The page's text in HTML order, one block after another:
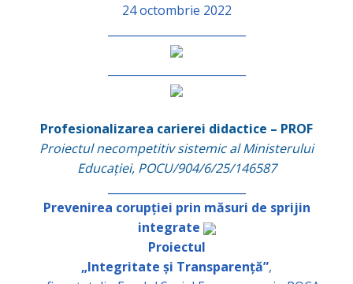
24 octombrie 2022
Profesionalizarea carierei didactice – PROF
Proiectul necompetitiv sistemic al Ministerului
Educației, POCU/904/6/25/146587
Prevenirea corupției prin măsuri de sprijin
integrate
Proiectul
„Integritate și Transparență”,